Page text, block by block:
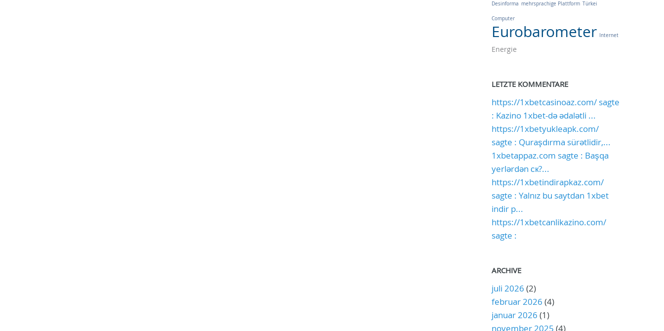
Desinforma mehrsprachige Plattform Türkei
Computer
Eurobarometer Internet
Energie
LETZTE KOMMENTARE
https://1xbetcasinoaz.com/ sagte
: Kazino 1xbet-də ədalətli ...
https://1xbetyukleapk.com/
sagte : Quraşdırma sürətlidir,...
1xbetappaz.com sagte : Başqa
yerlərdən ск?...
https://1xbetindirapkaz.com/
sagte : Yalnız bu saytdan 1xbet
indir p...
https://1xbetcanlikazino.com/
sagte :
ARCHIVE
juli 2026 (2)
februar 2026 (4)
januar 2026 (1)
november 2025 (4)